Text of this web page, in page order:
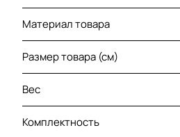
Материал товара
Размер товара (см)
Вес
Комплектность